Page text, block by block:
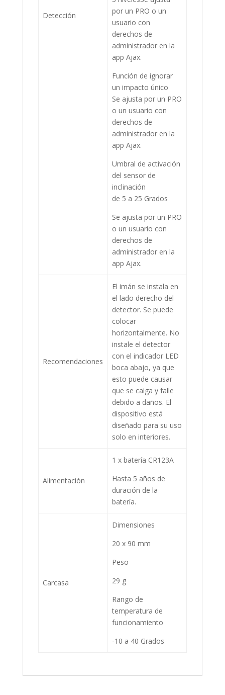
Detección
por un PRO o un
usuario con
derechos de
administrador en la
app Ajax.
Función de ignorar
un impacto único
Se ajusta por un PRO
o un usuario con
derechos de
administrador en la
app Ajax.
Umbral de activación
del sensor de
inclinación
de 5 a 25 Grados
Se ajusta por un PRO
o un usuario con
derechos de
administrador en la
app Ajax.
Recomendaciones
El imán se instala en
el lado derecho del
detector. Se puede
colocar
horizontalmente. No
instale el detector
con el indicador LED
boca abajo, ya que
esto puede causar
que se caiga y falle
debido a daños. El
dispositivo está
diseñado para su uso
solo en interiores.
Alimentación
1 x batería CR123A
Hasta 5 años de
duración de la
batería.
Carcasa
Dimensiones
20 x 90 mm
Peso
29 g
Rango de
temperatura de
funcionamiento
-10 a 40 Grados